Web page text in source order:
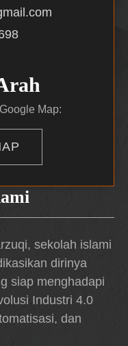
sekolah islami
dirinya
siap menghadapi
Industri 4.0
dan
Map: